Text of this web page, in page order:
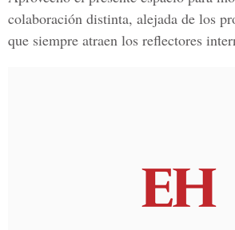
colaboración distinta, alejada de los
que siempre atraen los reflectores